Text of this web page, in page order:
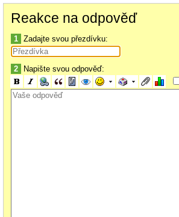
Reakce na odpověď
1 Zadajte svou přezdívku:
2 Napište svou odpověď: